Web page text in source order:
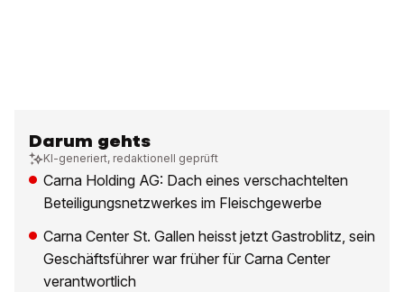
Darum gehts
KI-generiert, redaktionell geprüft
Carna Holding AG: Dach eines verschachtelten
Beteiligungsnetzwerkes im Fleischgewerbe
Carna Center St. Gallen heisst jetzt Gastroblitz, sein
Geschäftsführer war früher für Carna Center
verantwortlich